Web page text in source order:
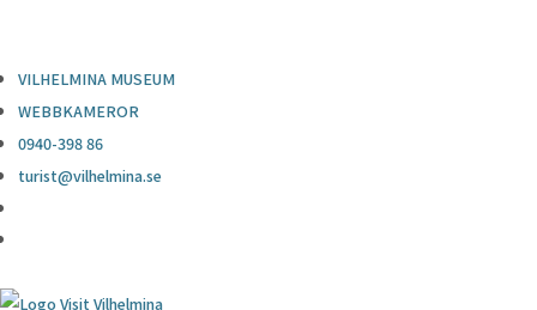
VILHELMINA MUSEUM
WEBBKAMEROR
0940-398 86
turist@vilhelmina.se